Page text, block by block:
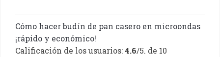
Cómo hacer budín de pan casero en microondas
¡rápido y económico!
Calificación de los usuarios:4.6/5. de 10